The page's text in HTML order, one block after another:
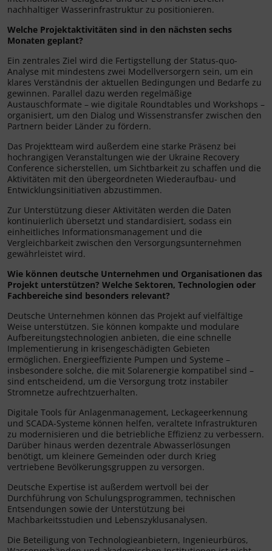
nachhaltiger Wasserinfrastruktur zu positionieren.
Welche Projektaktivitäten sind in den nächsten sechs
Monaten geplant?
Ein zentrales Ziel wird die Fertigstellung der Status-quo-
Analyse mit mindestens zwei Modellversorgern sein, um ein
klares Verständnis der aktuellen Bedingungen und Bedarfe zu
gewinnen. Parallel dazu werden regelmäßige
Austauschformate – wie digitale Roundtables und Workshops –
organisiert, um den Dialog und Wissenstransfer zwischen den
Partnern beider Länder zu fördern.
Das Projektteam wird außerdem eine starke Präsenz bei
hochrangigen Veranstaltungen wie der Ukraine Recovery
Conference sicherstellen, um Sichtbarkeit zu schaffen und die
Aktivitäten mit den übergeordneten Wiederaufbau- und
Entwicklungsinitiativen abzustimmen.
Zur Unterstützung dieser Aktivitäten werden die Daten
kontinuierlich übersetzt und standardisiert, sodass ein
einheitliches Informationsmanagement und die
Vergleichbarkeit zwischen den Versorgungsunternehmen
gewährleistet wird.
Wie können deutsche Unternehmen und Organisationen das
Projekt unterstützen? Welche Sektoren, Technologien oder
Fachbereiche sind besonders relevant?
Deutsche Unternehmen können das Projekt auf vielfältige
Weise unterstützen. Sie können kompakte und modulare
Aufbereitungstechnologien anbieten, die eine schnelle
Implementierung in krisengeschädigten Gebieten
ermöglichen. Energieeffiziente Pumpen und Systeme –
insbesondere solche, die mit Solarenergie kompatibel sind –
sind entscheidend, um die Versorgung trotz instabiler
Stromnetze aufrechtzuerhalten.
Digitale Tools für Anlagenmanagement, Leckageerkennung
und SCADA-Systeme können helfen, veraltete Infrastrukturen
zu modernisieren und die betriebliche Effizienz zu verbessern.
Darüber hinaus werden dezentrale Abwasserlösungen
benötigt, um kleinere Gemeinden oder durch Krieg
vertriebene Bevölkerungsgruppen zu versorgen.
Deutsche Expertise ist außerdem wertvoll bei der
Durchführung von Schulungsprogrammen, technischen
Entsendungen sowie der Unterstützung bei
Machbarkeitsstudien und Lebenszyklusanalysen.
Die Beteiligung von Technologieanbietern, Ingenieurbüros,